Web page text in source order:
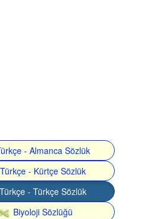
- Almanca Sözlük
Türkçe - Kürtçe Sözlük
Türkçe - Türkçe Sözlük
Biyoloji Sözlüğü